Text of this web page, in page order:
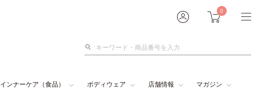
0
検
インナーケア（食品） ボディウェア 店舗情報 マガジン